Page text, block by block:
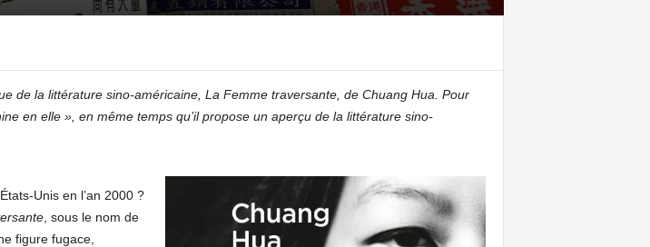
de la littérature sino-américaine, La Femme traversante, de Chuang Hua. Pour
en elle », en même temps qu’il propose un aperçu de la littérature sino-
Unis en l’an 2000 ?
, sous le nom de
figure fugace,